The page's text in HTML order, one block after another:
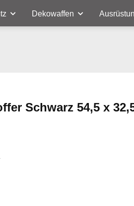
Dekowaffen
Schwarz 54,5 x